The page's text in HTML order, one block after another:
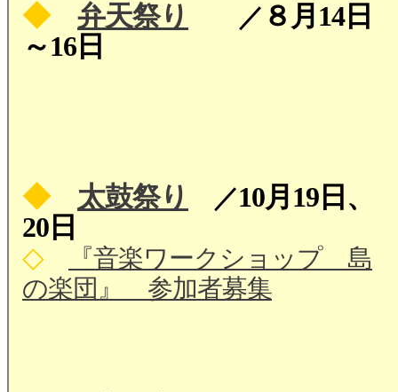
◆ 弁天祭り ／ ８月14日
～16日
◆ 太鼓祭り ／10月19日、
20日
◇
『音楽ワークショップ 島
の楽団』 参加者募集